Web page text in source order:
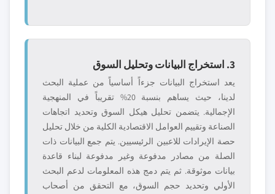
3. استخراج البيانات وتحليل السوق
يعد استخراج البيانات جزءاً أساسياً من عملية البحث
لدينا، حيث يساهم بنسبة 20% تقريباً في المنهجية
الإجمالية. يتضمن تحليل هيكل السوق وتحديد اتجاهات
الصناعة وتقييم العوامل الاقتصادية الكلية من خلال تحليل
حصة الإيرادات للاعبين الرئيسيين. يتم جمع البيانات ذات
الصلة من مصادر مدفوعة وغير مدفوعة لبناء قاعدة
بيانات موثوقة. ثم يتم دمج هذه المعلومات لدعم البحث
الأولي وتحديد حجم السوق، مع التحقق من أصحاب